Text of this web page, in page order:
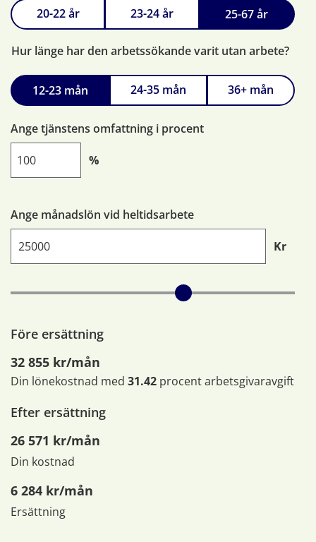
20-22 år 23-24 år 25-67 år
Hur länge har den arbetssökande varit utan arbete?
12-23 mån 24-35 mån 36+ mån
Ange tjänstens omfattning i procent
%
Ange månadslön vid heltidsarbete
Kr
Före ersättning
32 855 kr/mån
Din lönekostnad med 31.42 procent arbetsgivaravgift
Efter ersättning
26 571 kr/mån
Din kostnad
6 284 kr/mån
Ersättning